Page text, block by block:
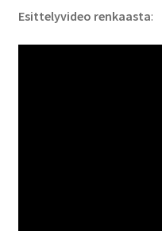
Esittelyvideo renkaasta: